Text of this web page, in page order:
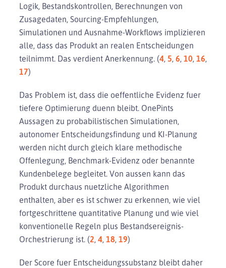
Logik, Bestandskontrollen, Berechnungen von
Zusagedaten, Sourcing-Empfehlungen,
Simulationen und Ausnahme-Workflows implizieren
alle, dass das Produkt an realen Entscheidungen
teilnimmt. Das verdient Anerkennung. (4, 5, 6, 10, 16,
17)
Das Problem ist, dass die oeffentliche Evidenz fuer
tiefere Optimierung duenn bleibt. OnePints
Aussagen zu probabilistischen Simulationen,
autonomer Entscheidungsfindung und KI-Planung
werden nicht durch gleich klare methodische
Offenlegung, Benchmark-Evidenz oder benannte
Kundenbelege begleitet. Von aussen kann das
Produkt durchaus nuetzliche Algorithmen
enthalten, aber es ist schwer zu erkennen, wie viel
fortgeschrittene quantitative Planung und wie viel
konventionelle Regeln plus Bestandsereignis-
Orchestrierung ist. (2, 4, 18, 19)
Der Score fuer Entscheidungssubstanz bleibt daher